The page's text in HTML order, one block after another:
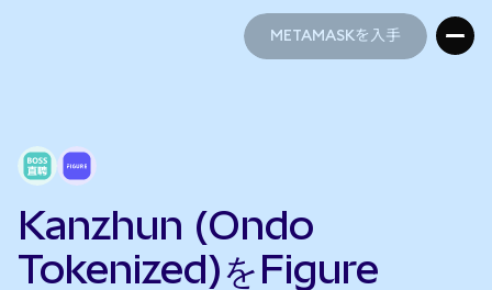
METAMASKを入手
Kanzhun (Ondo
Tokenized)をFigure